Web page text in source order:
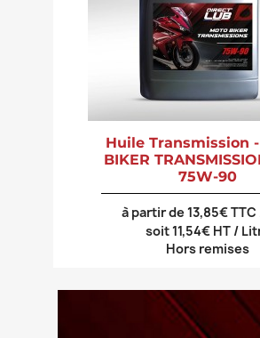
Huile Transmission -
BIKER
75W-90
à partir de 13,85€
soit 11,54€ HT /
Hors remises